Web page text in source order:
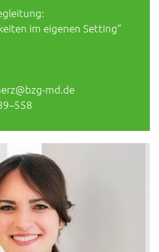
im eigenen Setting”
md.de